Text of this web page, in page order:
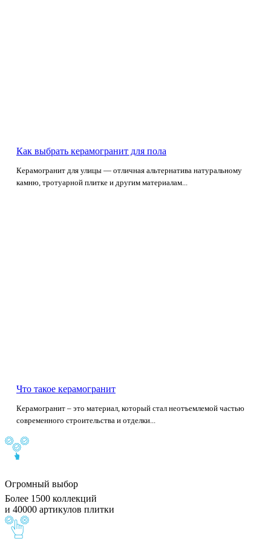
Как выбрать керамогранит для пола
Керамогранит для улицы — отличная альтернатива натуральному
камню, тротуарной плитке и другим материалам...
Что такое керамогранит
Керамогранит – это материал, который стал неотъемлемой частью
современного строительства и отделки...
Огромный выбор
Более 1500 коллекций
и 40000 артикулов плитки